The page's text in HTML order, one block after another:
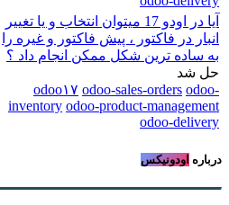
آیا در اودو 17 میتوان انتخاب و یا تغییر
انبار در فاکتور ، پیش فاکتور و غیره را
به ساده ترین شکل ممکن انجام داد ؟
حل شد
odoo۱۷ odoo-sales-orders odoo-
inventory odoo-product-management
odoo-delivery
درباره اودونیکس